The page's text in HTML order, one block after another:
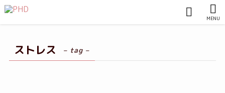
MENU
ストレス – tag –